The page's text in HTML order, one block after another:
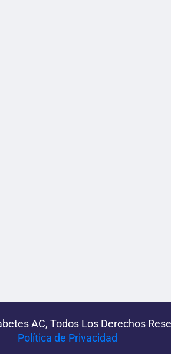
AC, Todos Los Derechos
Política de Privacidad‌­